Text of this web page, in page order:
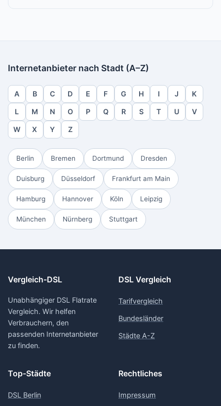
Internetanbieter nach Stadt (A–Z)
A B C D E F G H I J K
L M N O P Q R S T U V
W X Y Z
Berlin Bremen Dortmund Dresden
Duisburg Düsseldorf Frankfurt am Main
Hamburg Hannover Köln Leipzig
München Nürnberg Stuttgart
Vergleich-DSL
Unabhängiger DSL Flatrate
Vergleich. Wir helfen
Verbrauchern, den
passenden Internetanbieter
zu finden.
DSL Vergleich
Tarifvergleich
Bundesländer
Städte A-Z
Top-Städte
DSL Berlin
Rechtliches
Impressum